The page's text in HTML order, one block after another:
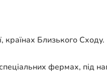
країнах Близького Сходу.
фермах, під